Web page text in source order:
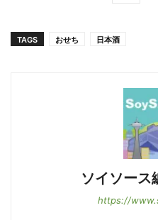
TAGS おせち 日本酒
ソイソース
https://